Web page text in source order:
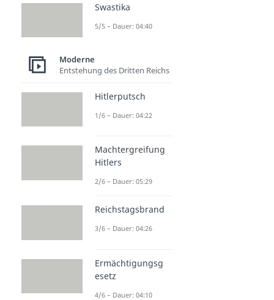
Swastika
5/5 – Dauer: 04:40
Moderne
Entstehung des Dritten Reichs
Hitlerputsch
1/6 – Dauer: 04:22
Machtergreifung
Hitlers
2/6 – Dauer: 05:29
Reichstagsbrand
3/6 – Dauer: 04:26
Ermächtigungsg
esetz
4/6 – Dauer: 04:10